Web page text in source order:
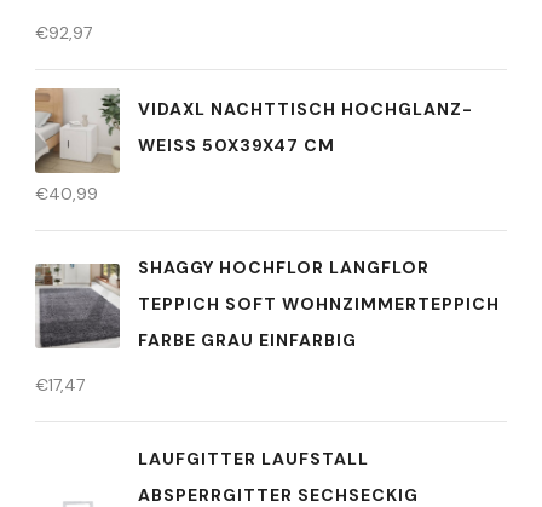
€92,97
VIDAXL NACHTTISCH HOCHGLANZ-
WEISS 50X39X47 CM
€40,99
SHAGGY HOCHFLOR LANGFLOR
TEPPICH SOFT WOHNZIMMERTEPPICH
FARBE GRAU EINFARBIG
€17,47
LAUFGITTER LAUFSTALL
ABSPERRGITTER SECHSECKIG